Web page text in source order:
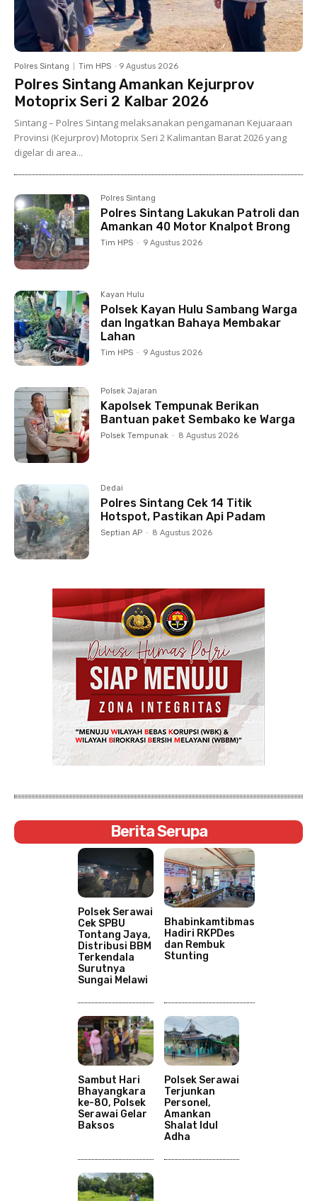
Polres Sintang Tim HPS - 9 Agustus 2026
Polres Sintang Amankan Kejurprov
Motoprix Seri 2 Kalbar 2026
Sintang – Polres Sintang melaksanakan pengamanan Kejuaraan
Provinsi (Kejurprov) Motoprix Seri 2 Kalimantan Barat 2026 yang
digelar di area...
Polres Sintang
Polres Sintang Lakukan Patroli dan
Amankan 40 Motor Knalpot Brong
Tim HPS - 9 Agustus 2026
Kayan Hulu
Polsek Kayan Hulu Sambang Warga
dan Ingatkan Bahaya Membakar
Lahan
Tim HPS - 9 Agustus 2026
Polsek Jajaran
Kapolsek Tempunak Berikan
Bantuan paket Sembako ke Warga
Polsek Tempunak - 8 Agustus 2026
Dedai
Polres Sintang Cek 14 Titik
Hotspot, Pastikan Api Padam
Septian AP - 8 Agustus 2026
Berita Serupa
Polsek Serawai
Cek SPBU
Tontang Jaya,
Distribusi BBM
Terkendala
Surutnya
Sungai Melawi
Bhabinkamtibmas
Hadiri RKPDes
dan Rembuk
Stunting
Sambut Hari
Bhayangkara
ke-80, Polsek
Serawai Gelar
Baksos
Polsek Serawai
Terjunkan
Personel,
Amankan
Shalat Idul
Adha